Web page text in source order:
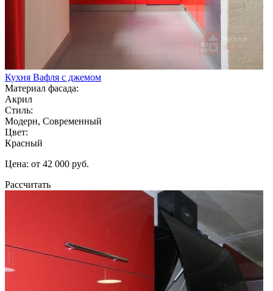
Кухня Вафля с джемом
Материал фасада:
Акрил
Стиль:
Модерн, Современный
Цвет:
Красный
Цена: от 42 000 руб.
Рассчитать